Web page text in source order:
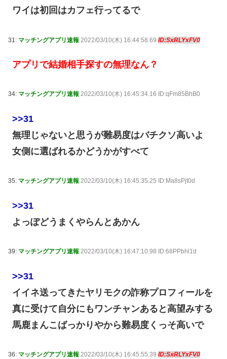
ワイは初回はカフェ行ってるで
31: マッチングアプリ速報 2022/03/10(木) 16:44:58.69 ID:SxRLYxFV0
アプリで結婚相手探すの無理なん？
34: マッチングアプリ速報 2022/03/10(木) 16:45:34.16 ID:qFm85BhB0
>>31
無理じゃないと思うが難易度はバチクソ高いよ
女側に選ばれるかどうかがすべて
35: マッチングアプリ速報 2022/03/10(木) 16:45:35.25 ID:Ma8sPjt0d
>>31
よっぽどうまくやらんとあかん
39: マッチングアプリ速報 2022/03/10(木) 16:47:10.98 ID:68PPbhl1d
>>31
イイネ送ってきたヤリモクの詐称プロフィールを
真に受けて自分にもワンチャンあると高望みする
馬鹿まんこばっかりやから難易度くっそ高いで
36: マッチングアプリ速報 2022/03/10(木) 16:45:55.39 ID:SxRLYxFV0